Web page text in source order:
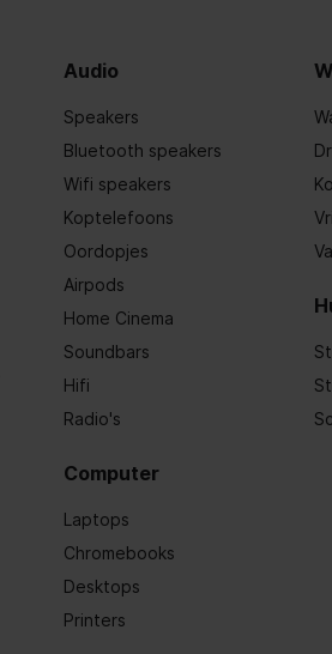
Audio
Speakers
Bluetooth speakers
Wifi speakers
Koptelefoons
Oordopjes
Airpods
Home Cinema
Soundbars
Hifi
Radio's
Computer
Laptops
Chromebooks
Desktops
Printers